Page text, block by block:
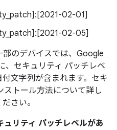
02-01]
02-05]
のデバイスでは、Google
、セキュリティ パッチレベ
文字列が含まれます。セキ
ストール方法について詳し
さい。
リティ パッチレベルがあ